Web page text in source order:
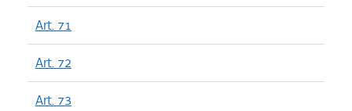
Art. 71
Art. 72
Art. 73